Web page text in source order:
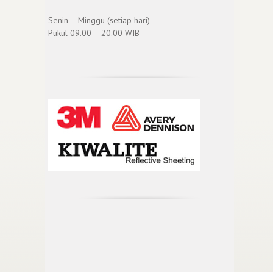
Senin – Minggu (setiap hari)
Pukul 09.00 – 20.00 WIB